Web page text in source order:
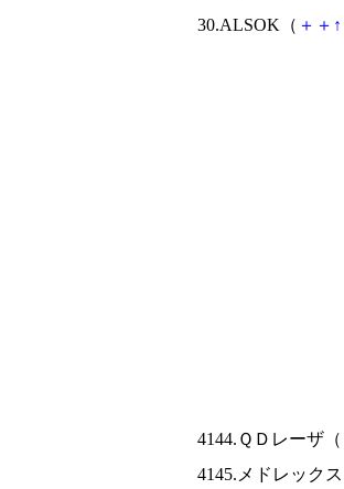
30.ALSOK（ ＋ ＋ ↑
4144.ＱＤレーザ（
4145.メドレック